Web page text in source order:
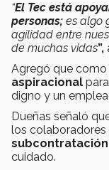
“El Tec está
personas; es algo
agilidad entre
de muchas vidas”,
Agregó que
aspiracional
digno y un
Dueñas señaló
los colaboradores
cuidado.